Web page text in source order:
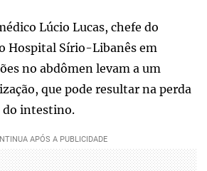
Lúcio Lucas, chefe do
Hospital Sírio-Libanês em
no abdômen levam a um
que pode resultar na perda
do intestino.